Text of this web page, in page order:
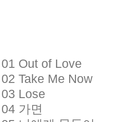
01 Out of Love
02 Take Me Now
03 Lose
04 가면